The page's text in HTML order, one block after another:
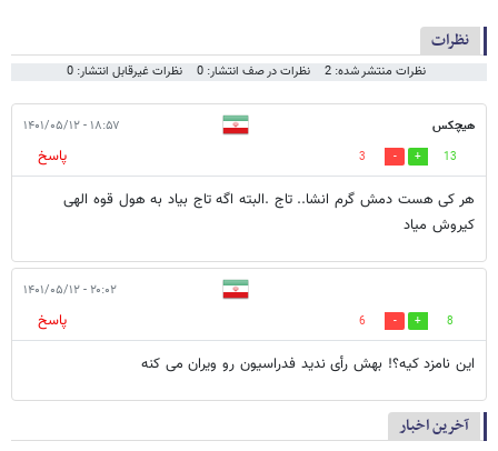
نظرات
نظرات منتشر شده: 2 نظرات در صف انتشار: 0 نظرات غیرقابل انتشار: 0
هیچکس ۱۸:۵۷ - ۱۴۰۱/۰۵/۱۲
13
3
پاسخ
هر کی هست دمش گرم انشا.. تاج .البته اگه تاج بیاد به هول قوه الهی
کیروش میاد
۲۰:۰۲ - ۱۴۰۱/۰۵/۱۲
8
6
پاسخ
این نامزد کیه؟! بهش رأی ندید فدراسیون رو ویران می کنه
آخرین اخبار